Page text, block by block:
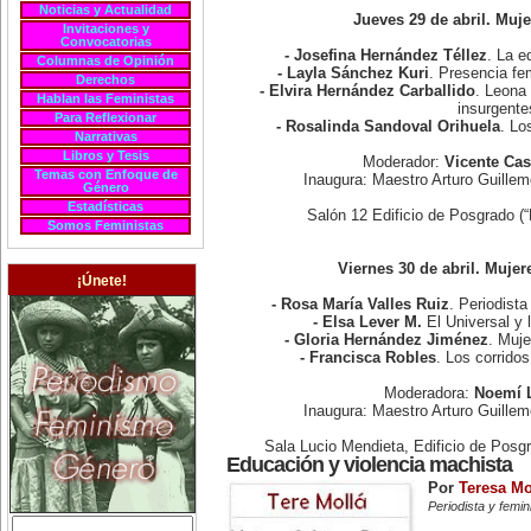
Noticias y Actualidad
Invitaciones y
Convocatorias
Columnas de Opinión
Derechos
Hablan las Feministas
Para Reflexionar
Narrativas
Libros y Tesis
Temas con Enfoque de
Género
Estadísticas
Somos Feministas
¡Únete!
Jueves 29 de abril.
- Josefina Hernández Téllez . La
- Layla Sánchez Kuri . Presencia
- Elvira Hernández Carballido .
- Rosalinda Sandoval Orihuela.
Moderador: Vicente
Inaugura: Maestro Arturo
Salón 12 Edificio de Posgrado
Viernes 30 de abril.
- Rosa María Valles Ruiz .
- Elsa Lever M. El Universal y
- Gloria Hernández Jiménez .
- Francisca Robles . Los
Moderadora: Noemí
Inaugura: Maestro Arturo
Sala Lucio Mendieta, Edificio de
Educación y violencia machista
Por Teresa
Periodista y